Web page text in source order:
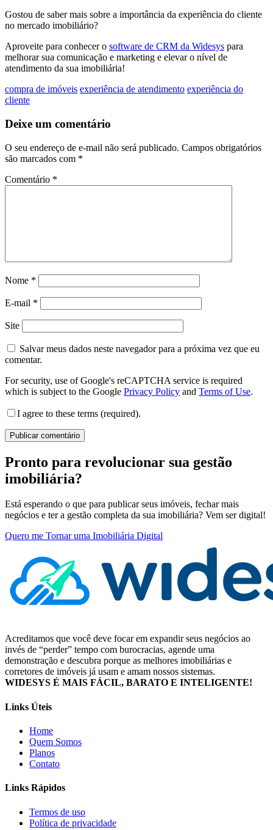
Gostou de saber mais sobre a importância da experiência do cliente
no mercado imobiliário?
Aproveite para conhecer o software de CRM da Widesys para
melhorar sua comunicação e marketing e elevar o nível de
atendimento da sua imobiliária!
compra de imóveis experiência de atendimento experiência do
cliente
Deixe um comentário
O seu endereço de e-mail não será publicado. Campos obrigatórios
são marcados com *
Comentário *
Nome *
E-mail *
Site
Salvar meus dados neste navegador para a próxima vez que eu
comentar.
For security, use of Google's reCAPTCHA service is required
which is subject to the Google Privacy Policy and Terms of Use.
I agree to these terms (required).
Pronto para revolucionar sua gestão
imobiliária?
Está esperando o que para publicar seus imóveis, fechar mais
negócios e ter a gestão completa da sua imobiliária? Vem ser digital!
Quero me Tornar uma Imobiliária Digital
Acreditamos que você deve focar em expandir seus negócios ao
invés de “perder” tempo com burocracias, agende uma
demonstração e descubra porque as melhores imobiliárias e
corretores de imóveis já usam e amam nossos sistemas.
WIDESYS É MAIS FÁCIL, BARATO E INTELIGENTE!
Links Úteis
Home
Quem Somos
Planos
Contato
Links Rápidos
Termos de uso
Política de privacidade